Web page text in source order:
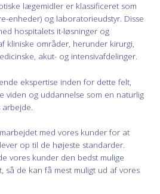
lægemidler er klassificeret som
enheder) og laboratorieudstyr. Disse
hospitalets it-løsninger og
kliniske områder, herunder kirurgi,
akut- og intensivafdelinger.
ekspertise inden for dette felt,
viden og uddannelse som en naturlig
med vores kunder for at
op til de højeste standarder.
vores kunder den bedst mulige
de kan få mest muligt ud af vores